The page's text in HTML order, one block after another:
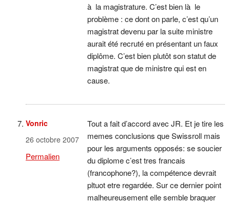
à la magistrature. C’est bien là le
problème : ce dont on parle, c’est qu’un
magistrat devenu par la suite ministre
aurait été recruté en présentant un faux
diplôme. C’est bien plutôt son statut de
magistrat que de ministre qui est en
cause.
Vonric
26 octobre 2007
Permalien
Tout a fait d’accord avec JR. Et je tire les
memes conclusions que Swissroll mais
pour les arguments opposés: se soucier
du diplome c’est tres francais
(francophone?), la compétence devrait
pltuot etre regardée. Sur ce dernier point
malheureusement elle semble braquer